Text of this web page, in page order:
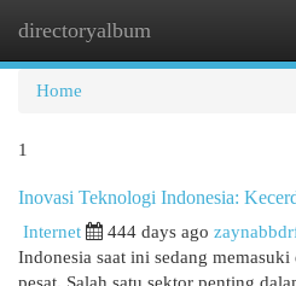
directoryalbum
Home
1
Inovasi Teknologi Indonesia:
Internet 444 days ago
Indonesia saat ini sedang